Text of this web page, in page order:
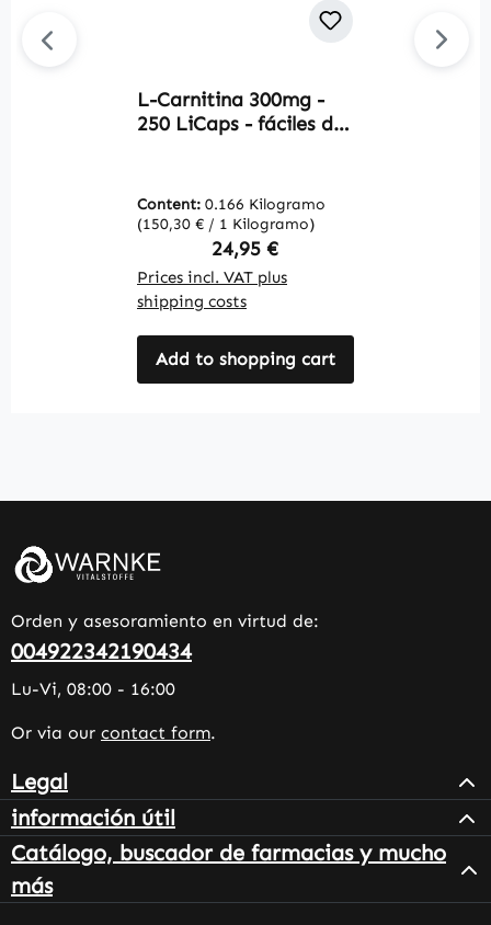
L-Carnitina 300mg -
250 LiCaps - fáciles de
Content: 0.166 Kilogramo
(150,30 € / 1 Kilogramo)
Regular price:
24,95 €
Prices incl. VAT plus
shipping costs
Add to shopping cart
Orden y asesoramiento en virtud de:
004922342190434
Lu-Vi, 08:00 - 16:00
Or via our contact form.
Legal
información útil
Catálogo, buscador de farmacias y mucho
más